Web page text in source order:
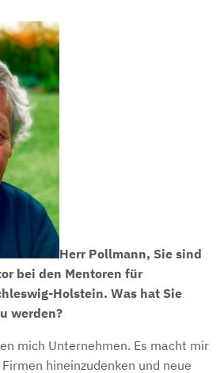
Herr Pollmann, Sie sind
bei den Mentoren für
Holstein. Was hat Sie
werden?
mich Unternehmen. Es macht mir
hineinzudenken und neue